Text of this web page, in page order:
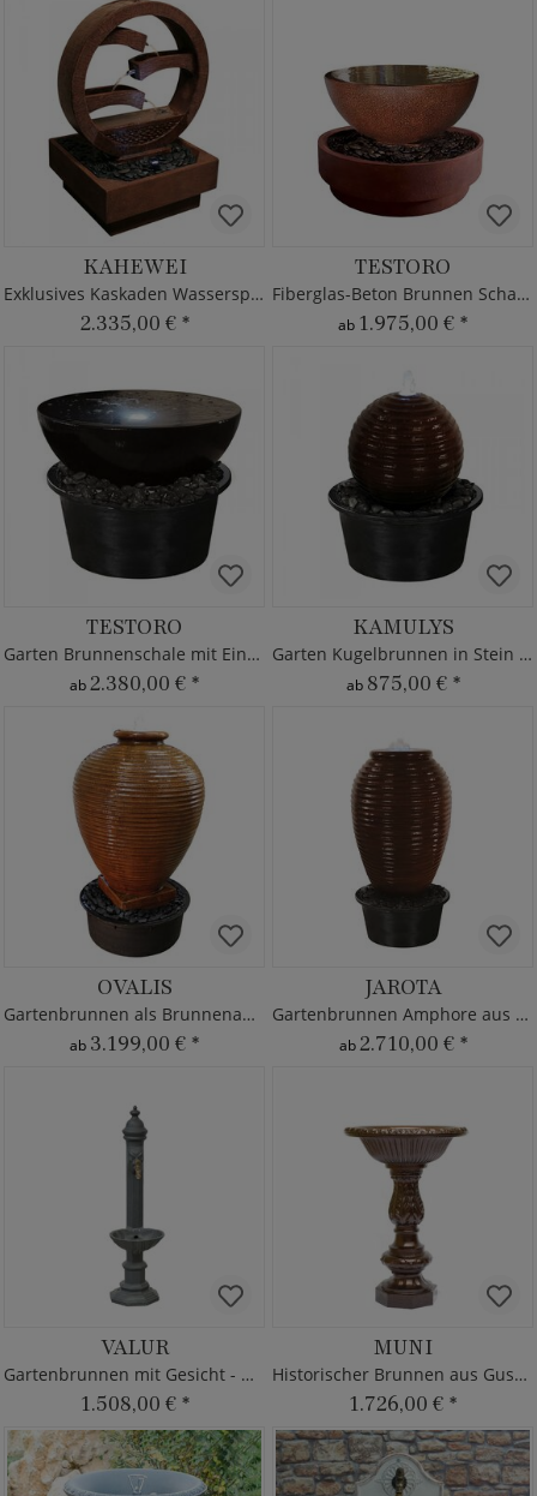
KAHEWEI
Exklusives Kaskaden Wasserspiel für drinnen & draußen
2.335,00 € *
TESTORO
Fiberglas-Beton Brunnen Schale mit Pumpe
ab 1.975,00 € *
TESTORO
Garten Brunnenschale mit Einbaubecken & Pumpe
ab2.380,00 € *
KAMULYS
Garten Kugelbrunnen in Stein Optik mit Einbaubecken
ab 875,00 € *
OVALIS
Gartenbrunnen als Brunnenamphore mit Pumpe
ab 3.199,00 € *
JAROTA
Gartenbrunnen Amphore aus Fiberglas-Beton
ab2.710,00 € *
VALUR
Gartenbrunnen mit Gesicht - Gusseisen
1.508,00 € *
MUNI
Historischer Brunnen aus Gusseisen
1.726,00 € *